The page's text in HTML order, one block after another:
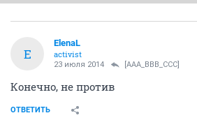
E
ElenaL
activist
23 июля 2014 [AAA_BBB_CCC]
Конечно, не против
ОТВЕТИТЬ